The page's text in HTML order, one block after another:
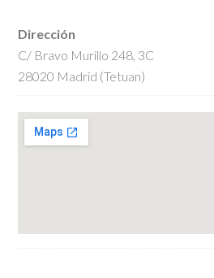
Dirección
C/ Bravo Murillo 248, 3C
28020 Madrid (Tetuan)